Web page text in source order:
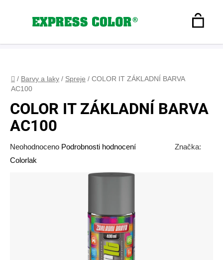
Hledat
Domů
/ Barvy a laky / Spreje / COLOR IT ZÁKLADNÍ BARVA
AC100
COLOR IT ZÁKLADNÍ BARVA
AC100
Průměrné
hodnocení
Neohodnoceno Podrobnosti hodnocení
Značka:
Colorlak